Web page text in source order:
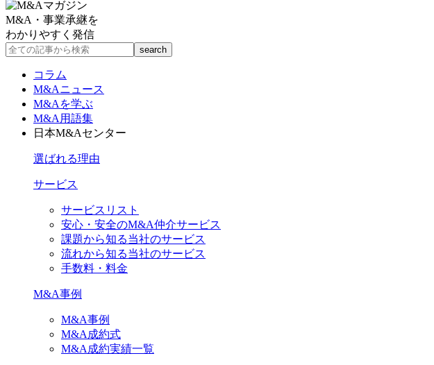
M&A・事業承継を
わかりやすく発信
コラム
M&Aニュース
M&Aを学ぶ
M&A用語集
日本M&Aセンター
選ばれる理由
サービス
サービスリスト
安心・安全のM&A仲介サービス
課題から知る当社のサービス
流れから知る当社のサービス
手数料・料金
M&A事例
M&A事例
M&A成約式
M&A成約実績一覧